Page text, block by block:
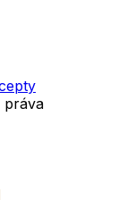
práva